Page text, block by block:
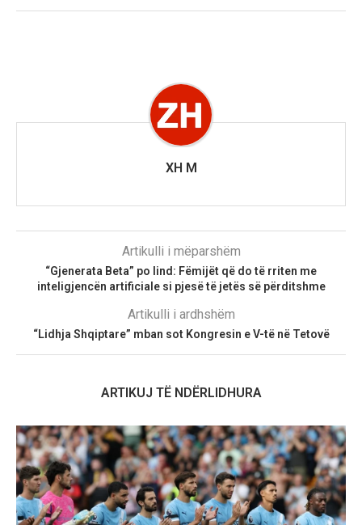
XH M
Artikulli i mëparshëm
“Gjenerata Beta” po lind: Fëmijët që do të rriten me
inteligjencën artificiale si pjesë të jetës së përditshme
Artikulli i ardhshëm
“Lidhja Shqiptare” mban sot Kongresin e V-të në Tetovë
ARTIKUJ TË NDËRLIDHURA